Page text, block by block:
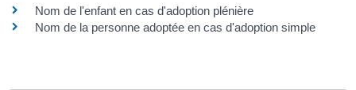
Nom de l'enfant en cas d'adoption plénière
Nom de la personne adoptée en cas d'adoption simple